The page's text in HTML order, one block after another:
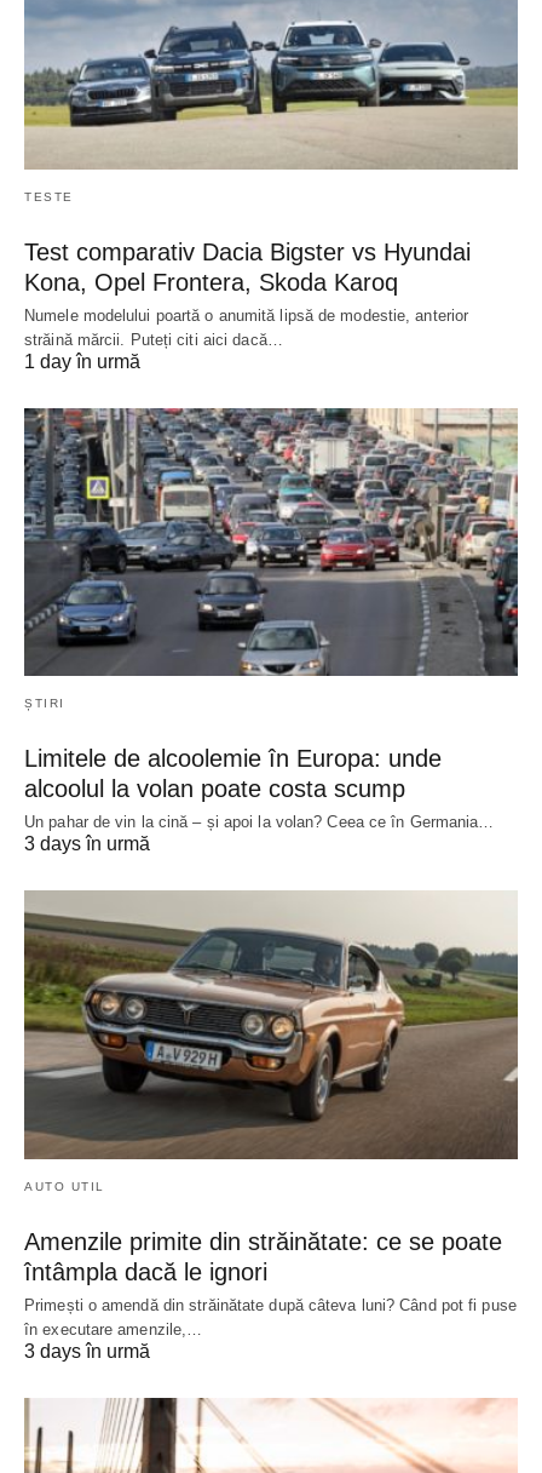
TESTE
Test comparativ Dacia Bigster vs Hyundai
Kona, Opel Frontera, Skoda Karoq
Numele modelului poartă o anumită lipsă de modestie, anterior
străină mărcii. Puteți citi aici dacă…
1 day în urmă
ȘTIRI
Limitele de alcoolemie în Europa: unde
alcoolul la volan poate costa scump
Un pahar de vin la cină – și apoi la volan? Ceea ce în Germania…
3 days în urmă
AUTO UTIL
Amenzile primite din străinătate: ce se poate
întâmpla dacă le ignori
Primești o amendă din străinătate după câteva luni? Când pot fi puse
în executare amenzile,…
3 days în urmă